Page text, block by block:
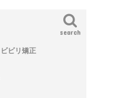
search
ビビリ矯正